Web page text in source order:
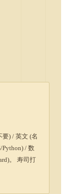
) / 英文 (名
/ 数
。 寿司打